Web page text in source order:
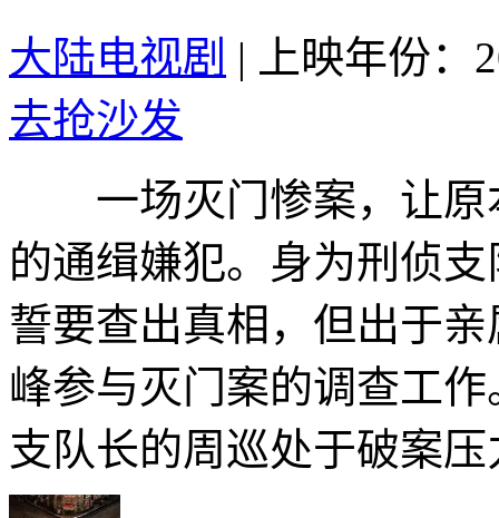
大陆电视剧 |
上映年份：
去抢沙发
一场灭门惨案，让原
的通缉嫌犯。身为刑侦
誓要查出真相，但出于
峰参与灭门案的调查工
支队长的周巡处于破案